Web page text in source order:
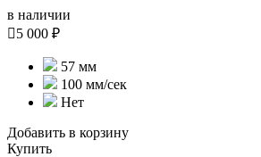
в наличии
5 000 ₽
57 мм
100 мм/сек
Нет
Добавить в корзину
Купить